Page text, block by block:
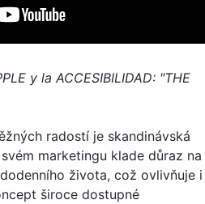
y la ACCESIBILIDAD: "THE
radostí je skandinávská
marketingu klade důraz na
života, což ovlivňuje i
široce dostupné